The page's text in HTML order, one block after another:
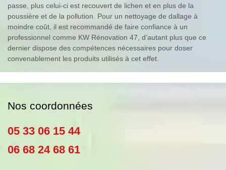
passe, plus celui-ci est recouvert de lichen et en plus de la
poussière et de la pollution. Pour un nettoyage de dallage à
moindre coût, il est recommandé de faire confiance à un
professionnel comme KW Rénovation 47, d’autant plus que ce
dernier dispose des compétences nécessaires pour doser
convenablement les produits utilisés à cet effet.
Nos coordonnées
05 33 06 15 44
06 68 24 68 61